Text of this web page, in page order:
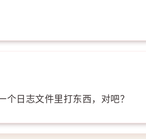
日志文件里打东西，对吧？